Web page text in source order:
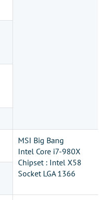
MSI Big Bang
Intel Core i7-980X
Chipset : Intel X58
Socket LGA 1366